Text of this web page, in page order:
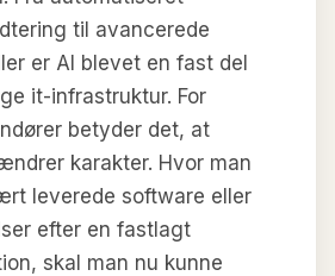
til avancerede
er AI blevet en fast del
it-infrastruktur. For
betyder det, at
karakter. Hvor man
leverede software eller
efter en fastlagt
skal man nu kunne